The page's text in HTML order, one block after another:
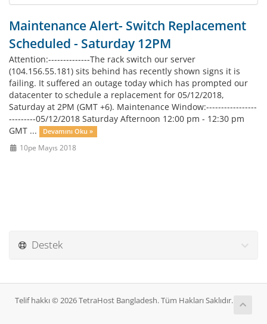
Maintenance Alert- Switch Replacement
Scheduled - Saturday 12PM
Attention:--------------The rack switch our server
(104.156.55.181) sits behind has recently shown signs it is
failing. It suffered an outage today which has prompted our
datacenter to schedule a replacement for 05/12/2018,
Saturday at 2PM (GMT +6). Maintenance Window:-----------------
---------05/12/2018 Saturday Afternoon 12:00 pm - 12:30 pm
GMT ...
Devamını Oku »
10pe Mayıs 2018
Destek
Telif hakkı © 2026 TetraHost Bangladesh. Tüm Hakları Saklıdır.